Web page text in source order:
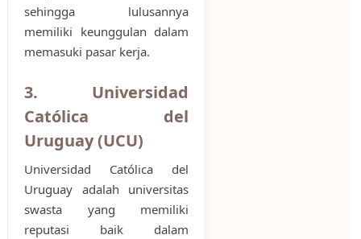
sehingga lulusannya
memiliki keunggulan dalam
memasuki pasar kerja.
3. Universidad
Católica del
Uruguay (UCU)
Universidad Católica del
Uruguay adalah universitas
swasta yang memiliki
reputasi baik dalam